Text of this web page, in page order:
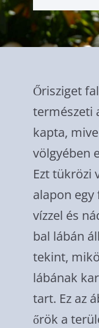
Őrisziget
természeti
kapta,
völgyében
Ezt tükrözi
alapon egy
vízzel és
bal lábán
tekint,
lábának
tart. Ez az
őrök a